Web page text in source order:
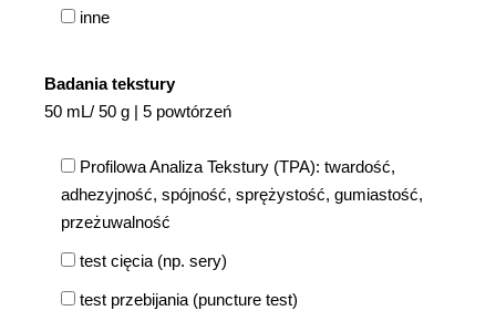
inne
Badania tekstury
50 mL/ 50 g | 5 powtórzeń
Profilowa Analiza Tekstury (TPA): twardość,
adhezyjność, spójność, sprężystość, gumiastość,
przeżuwalność
test cięcia (np. sery)
test przebijania (puncture test)